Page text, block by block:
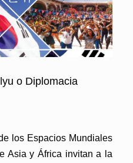
o Diplomacia
los Espacios Mundiales
Asia y África invitan a la